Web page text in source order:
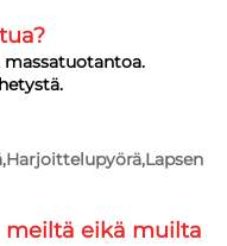
meiltä eikä muilta